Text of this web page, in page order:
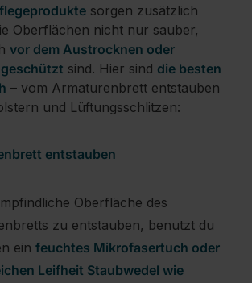
sorgen zusätzlich
Oberflächen nicht nur sauber,
vor dem Austrocknen oder
sind. Hier sind die besten
– vom Armaturenbrett entstauben
und Lüftungsschlitzen:
entstauben
Oberfläche des
zu entstauben, benutzt du
ein feuchtes Mikrofasertuch oder
Leifheit Staubwedel wie